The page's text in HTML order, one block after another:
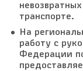
транспорте.
На
работу с
Федерации